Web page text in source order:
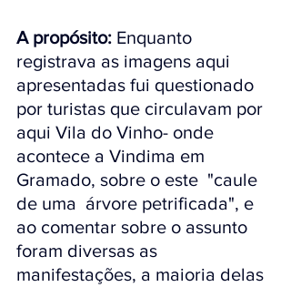
A propósito: Enquanto
registrava as imagens aqui
apresentadas fui questionado
por turistas que circulavam por
aqui Vila do Vinho- onde
acontece a Vindima em
Gramado, sobre o este  "caule
de uma  árvore petrificada", e
ao comentar sobre o assunto
foram diversas as
manifestações, a maioria delas